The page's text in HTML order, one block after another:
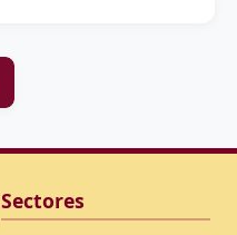
Sectores